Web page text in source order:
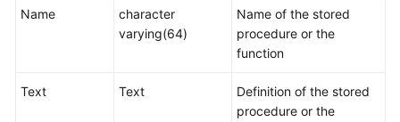
Data
Name
character
varying(64)
Name of the stored
procedure or the
function
Text Text
Definition of the stored
procedure or the